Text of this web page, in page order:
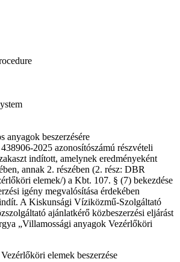
anyagok beszerzésére
2025 azonosítószámú részvételi
indított, amelynek eredményeként
annak 2. részében (2. rész: DBR
elemek/) a Kbt. 107. § (7) bekezdése
igény megvalósítása érdekében
A Kiskunsági Víziközmű-Szolgáltató
ajánlatkérő közbeszerzési eljárást
„Villamossági anyagok Vezérlőköri
elemek beszerzése